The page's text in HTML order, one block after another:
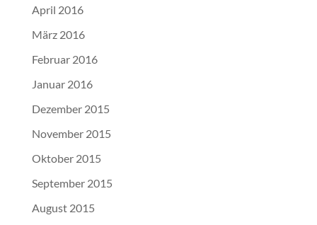
April 2016
März 2016
Februar 2016
Januar 2016
Dezember 2015
November 2015
Oktober 2015
September 2015
August 2015